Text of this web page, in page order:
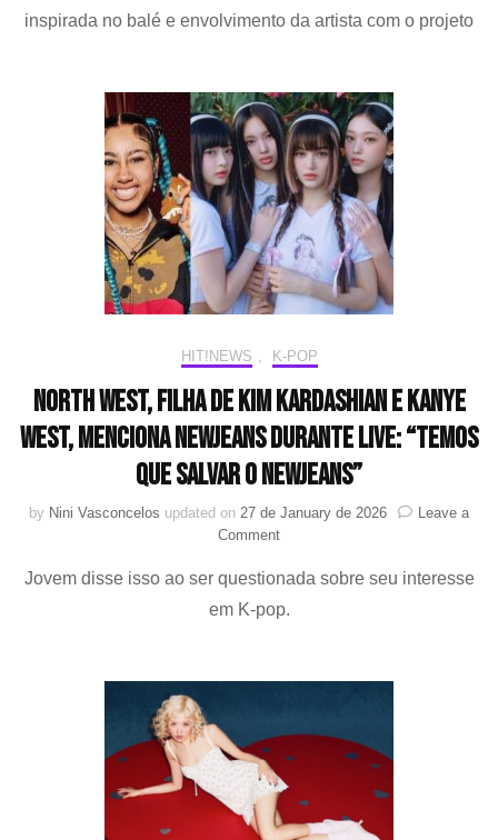
como
para
campanha
Nike
x
SKIMS
inspirada no balé e envolvimento da artista com o projeto
HIT!NEWS K-POP
North West, filha de Kim Kardashian e Kanye
West, menciona NewJeans durante live: “temos
que salvar o NewJeans”
by Nini Vasconcelos updated on 27 de January de 2026
Leave a
Commenton
West,
West,
menciona
NewJeans
durante
live:
Jovem disse isso ao ser questionada sobre seu interesse
em K-pop.